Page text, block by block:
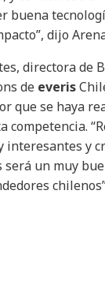
buena
dijo
directora de
de everis
que se haya
competencia.
interesantes y
será un muy